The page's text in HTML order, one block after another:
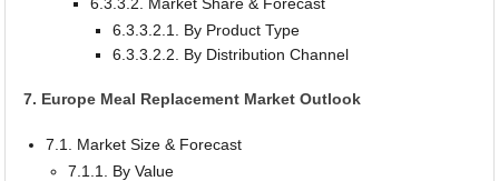
6.3.3.2.1. By Product Type
6.3.3.2.2. By Distribution Channel
7. Europe Meal Replacement Market Outlook
7.1. Market Size & Forecast
7.1.1. By Value